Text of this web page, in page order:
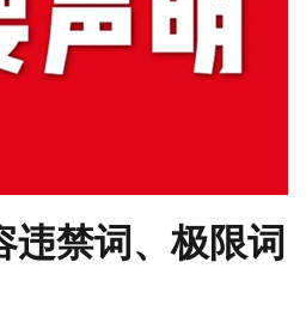
违禁词、极限词